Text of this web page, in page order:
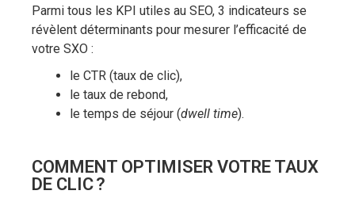
Parmi tous les KPI utiles au SEO, 3 indicateurs se
révèlent déterminants pour mesurer l’efficacité de
votre SXO :
le CTR (taux de clic),
le taux de rebond,
le temps de séjour (dwell time).
COMMENT OPTIMISER VOTRE TAUX
DE CLIC ?